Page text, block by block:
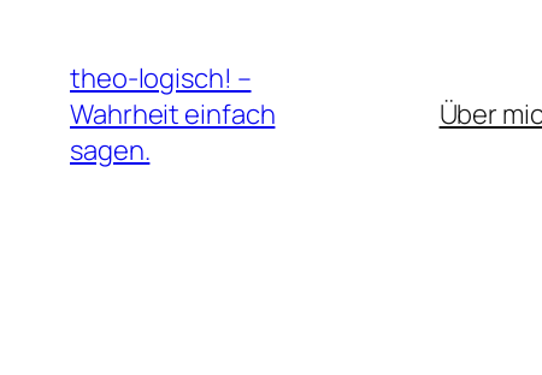
Inhalt
springen
theo-logisch! –
Wahrheit einfach
sagen.
Über